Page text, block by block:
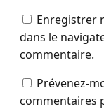
Enregistrer
dans le
commentaire.
Prévenez-
commentaires